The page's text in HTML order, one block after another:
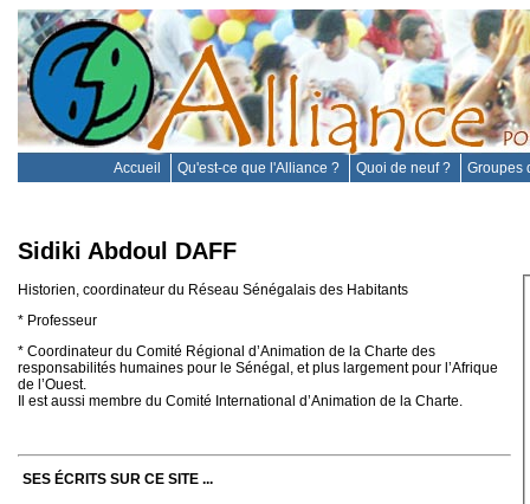
Accueil Qu'est-ce que l'Alliance ? Quoi de neuf ? Groupes
Sidiki Abdoul DAFF
Historien, coordinateur du Réseau Sénégalais des Habitants
* Professeur
* Coordinateur du Comité Régional d’Animation de la Charte des
responsabilités humaines pour le Sénégal, et plus largement pour l’Afrique
de l’Ouest.
Il est aussi membre du Comité International d’Animation de la Charte.
SES ÉCRITS SUR CE SITE ...